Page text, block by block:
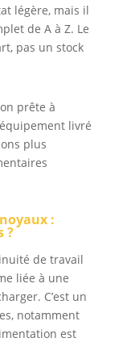
légère, mais il
de A à Z. Le
pas un stock
prête à
livré
plus
:
?
de travail
liée à une
C’est un
notamment
est